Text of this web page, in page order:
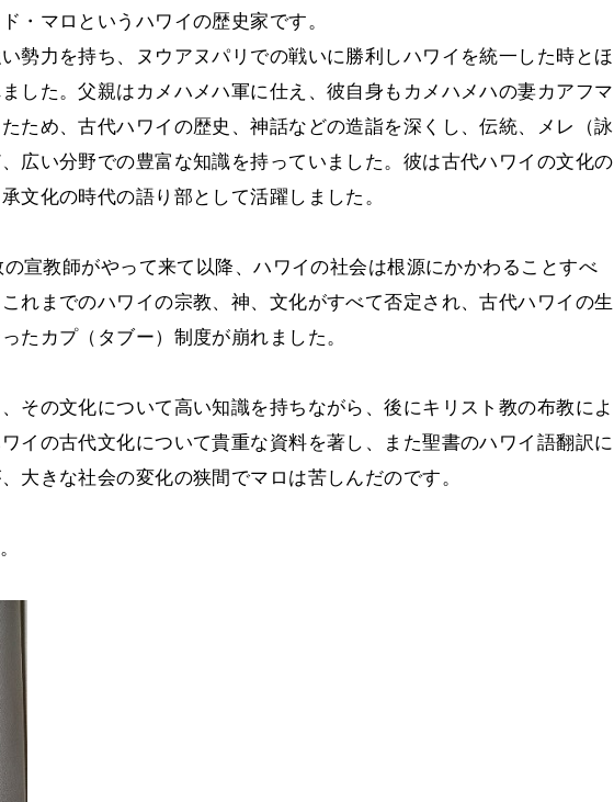
・マロというハワイの歴史家です。
勢力を持ち、ヌウアヌパリでの戦いに勝利しハワイを統一した時とほ
した。父親はカメハメハ軍に仕え、彼自身もカメハメハの妻カアフマ
ため、古代ハワイの歴史、神話などの造詣を深くし、伝統、メレ（詠
広い分野での豊富な知識を持っていました。彼は古代ハワイの文化の
文化の時代の語り部として活躍しました。
宣教師がやって来て以降、ハワイの社会は根源にかかわることすべ
れまでのハワイの宗教、神、文化がすべて否定され、古代ハワイの生
たカプ（タブー）制度が崩れました。
その文化について高い知識を持ちながら、後にキリスト教の布教によ
イの古代文化について貴重な資料を著し、また聖書のハワイ語翻訳に
大きな社会の変化の狭間でマロは苦しんだのです。